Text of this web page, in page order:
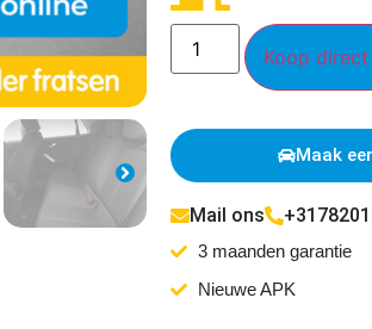
Koop
Maak
Mail ons
3 maanden garantie
Nieuwe APK